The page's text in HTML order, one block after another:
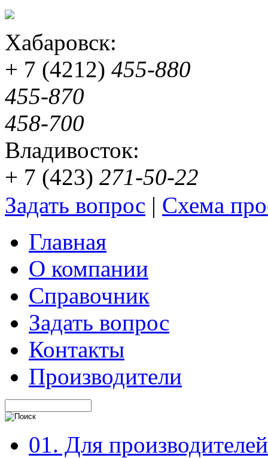
Хабаровск:
+ 7 (4212) 455-880
455-870
458-700
Владивосток:
+ 7 (423) 271-50-22
Задать вопрос | Схема
Главная
О компании
Справочник
Задать вопрос
Контакты
Производители
01. Для производителей